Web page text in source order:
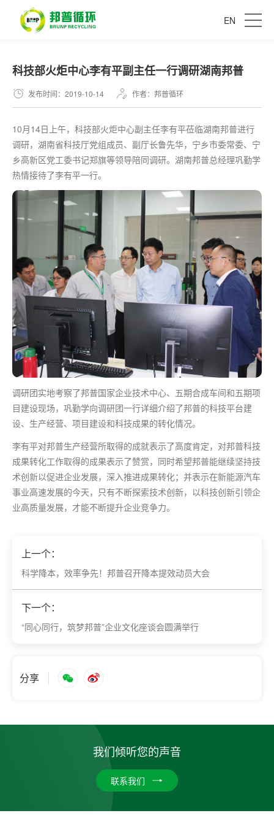
EN
科技部火炬中心李有平副主任一行调研湖南邦普
发布时间：2019-10-14 作者：邦普循环
10月14日上午，科技部火炬中心副主任李有平莅临湖南邦普进行
调研，湖南省科技厅党组成员、副厅长鲁先华，宁乡市委常委、宁
乡高新区党工委书记郑旗等领导陪同调研。湖南邦普总经理巩勤学
热情接待了李有平一行。
调研团实地考察了邦普国家企业技术中心、五期合成车间和五期项
目建设现场，巩勤学向调研团一行详细介绍了邦普的科技平台建
设、生产经营、项目建设和科技成果的转化情况。
李有平对邦普生产经营所取得的成就表示了高度肯定，对邦普科技
成果转化工作取得的成果表示了赞赏，同时希望邦普能继续坚持技
术创新以促进企业发展，深入推进成果转化；并表示在新能源汽车
事业高速发展的今天，只有不断探索技术创新，以科技创新引领企
业高质量发展，才能不断提升企业竞争力。
上一个：
科学降本，效率争先！邦普召开降本提效动员大会
下一个：
“同心同行，筑梦邦普”企业文化座谈会圆满举行
分享
我们倾听您的声音
联系我们